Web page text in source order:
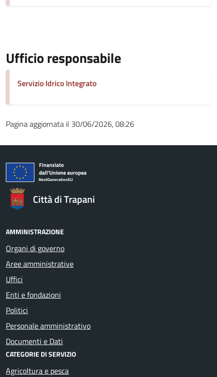
Ufficio responsabile
Servizio Idrico Integrato
Pagina aggiornata il 30/06/2026, 08:26
Città di Trapani
AMMINISTRAZIONE
Organi di governo
Aree amministrative
Uffici
Enti e fondazioni
Politici
Personale amministrativo
Documenti e Dati
CATEGORIE DI SERVIZIO
Agricoltura e pesca